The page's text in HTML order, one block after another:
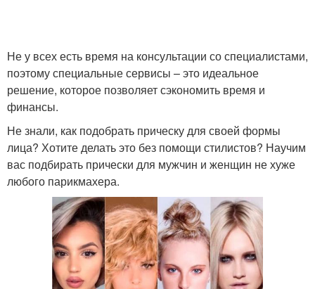
Не у всех есть время на консультации со специалистами,
поэтому специальные сервисы – это идеальное
решение, которое позволяет сэкономить время и
финансы.
Не знали, как подобрать прическу для своей формы
лица? Хотите делать это без помощи стилистов? Научим
вас подбирать прически для мужчин и женщин не хуже
любого парикмахера.